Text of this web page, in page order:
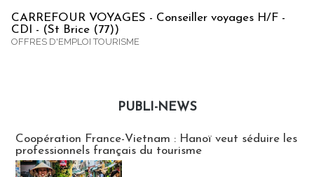
CARREFOUR VOYAGES - Conseiller voyages H/F -
CDI - (St Brice (77))
OFFRES D'EMPLOI TOURISME
PUBLI-NEWS
Coopération France-Vietnam : Hanoï veut séduire les
professionnels français du tourisme